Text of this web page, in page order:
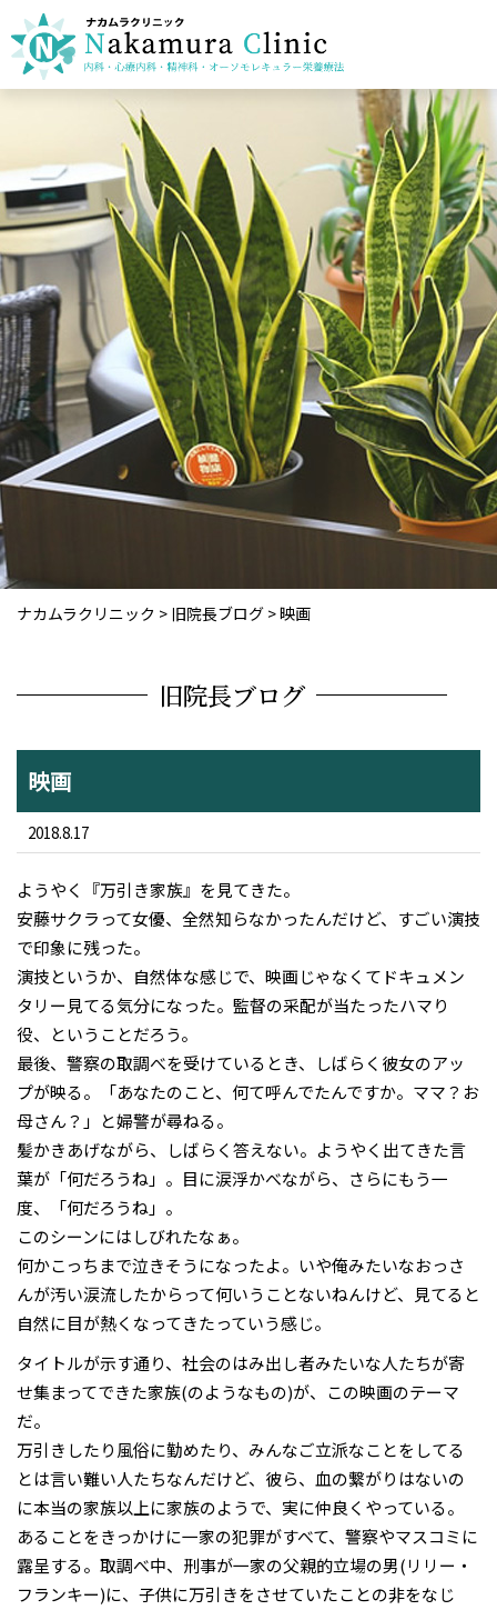
ナカムラクリニック > 旧院長ブログ >映画
旧院長ブログ
映画
2018.8.17
ようやく『万引き家族』を見てきた。
安藤サクラって女優、全然知らなかったんだけど、すごい演技
で印象に残った。
演技というか、自然体な感じで、映画じゃなくてドキュメン
タリー見てる気分になった。監督の采配が当たったハマり
役、ということだろう。
最後、警察の取調べを受けているとき、しばらく彼女のアッ
プが映る。「あなたのこと、何て呼んでたんですか。ママ？お
母さん？」と婦警が尋ねる。
髪かきあげながら、しばらく答えない。ようやく出てきた言
葉が「何だろうね」。目に涙浮かべながら、さらにもう一
度、「何だろうね」。
このシーンにはしびれたなぁ。
何かこっちまで泣きそうになったよ。いや俺みたいなおっさ
んが汚い涙流したからって何いうことないねんけど、見てると
自然に目が熱くなってきたっていう感じ。
タイトルが示す通り、社会のはみ出し者みたいな人たちが寄
せ集まってできた家族(のようなもの)が、この映画のテーマ
だ。
万引きしたり風俗に勤めたり、みんなご立派なことをしてる
とは言い難い人たちなんだけど、彼ら、血の繋がりはないの
に本当の家族以上に家族のようで、実に仲良くやっている。
あることをきっかけに一家の犯罪がすべて、警察やマスコミに
露呈する。取調べ中、刑事が一家の父親的立場の男(リリー・
フランキー)に、子供に万引きをさせていたことの非をなじ